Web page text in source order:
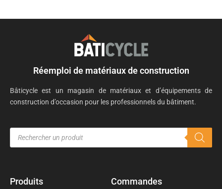
Réemploi de matériaux de construction
Bâticycle est un magasin de matériaux et d’équipements de
construction d’occasion pour les professionnels du bâtiment.
Produits Commandes